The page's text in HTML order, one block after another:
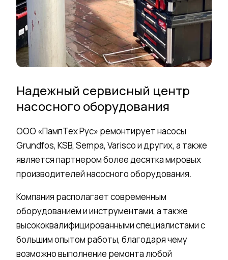
Надежный сервисный центр
насосного оборудования
ООО «ПампТех Рус» ремонтирует насосы
Grundfos, KSB, Sempa, Varisco и других, а также
является партнером более десятка мировых
производителей насосного оборудования.
Компания располагает современным
оборудованием и инструментами, а также
высококвалифицированными специалистами с
большим опытом работы, благодаря чему
возможно выполнение ремонта любой